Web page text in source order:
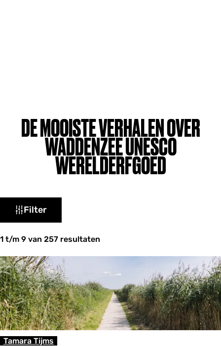
DE MOOISTE VERHALEN OVER
WADDENZEE UNESCO
WERELDERFGOED
W
a
t
z
o
e
k
j
e
?
Filter
1 t/m 9 van 257 resultaten
Tamara Tijms